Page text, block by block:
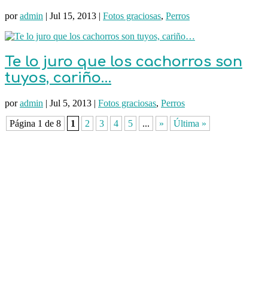
poradmin | Jul 15, 2013 | Fotos graciosas, Perros
Te lo juro que los cachorros son
tuyos, cariño…
poradmin | Jul 5, 2013 | Fotos graciosas, Perros
Página 1 de 8
1 2 3 4 5 ... » Última »